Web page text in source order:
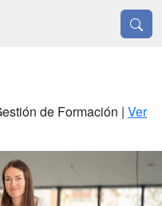
de Formación | Ver